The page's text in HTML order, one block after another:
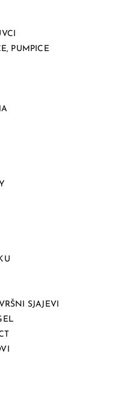
PUMPICE
SJAJEVI